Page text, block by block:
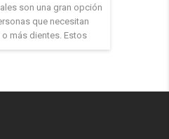
son una gran opción
que necesitan
más dientes. Estos
directamente en el
y natural para los